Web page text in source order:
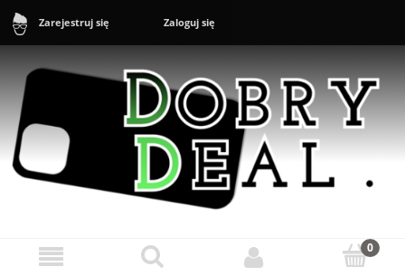
Zarejestruj się Zaloguj się
Sklep: +48 888 43 16 16 (10-20) Zgłoszenia reklamacyjne i zwroty:
+48 888 43 17 17 (11-17)